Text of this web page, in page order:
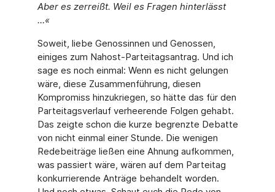
Aber es zerreißt. Weil es Fragen hinterlässt
…«
Soweit, liebe Genossinnen und Genossen,
einiges zum Nahost-Parteitagsantrag. Und ich
sage es noch einmal: Wenn es nicht gelungen
wäre, diese Zusammenführung, diesen
Kompromiss hinzukriegen, so hätte das für den
Parteitagsverlauf verheerende Folgen gehabt.
Das zeigte schon die kurze begrenzte Debatte
von nicht einmal einer Stunde. Die wenigen
Redebeiträge ließen eine Ahnung aufkommen,
was passiert wäre, wären auf dem Parteitag
konkurrierende Anträge behandelt worden.